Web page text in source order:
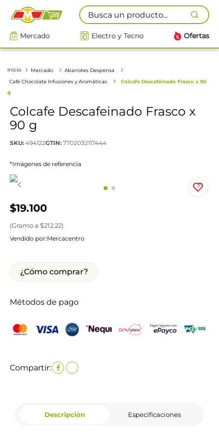
Busca un producto...
Mercado Electro y Tecno Ofertas
Mercado
Abarrotes Despensa
Café Chocolate Infusiones y Aromáticas
Colcafe Descafeinado Frasco x 90
g
Colcafe Descafeinado Frasco x
90 g
SKU: 494122GTIN: 7702032117444
*Imágenes de referencia
$19.100
(Gramoa $212.22)
Vendido por:Mercacentro
¿Cómo comprar?
Métodos de pago
Compartir:
Descripción Especificaciones